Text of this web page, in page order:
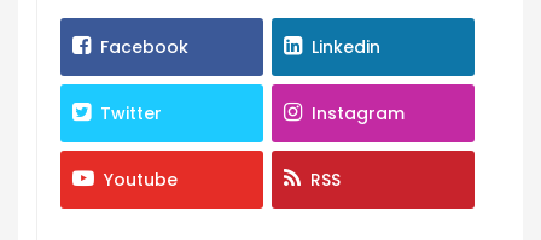
Facebook Linkedin
Twitter Instagram
Youtube RSS